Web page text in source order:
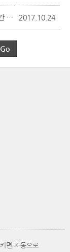
2017년 하반기 폐비닐 등 영농폐기물 집중수거기간 운영 2017.10.24
면 자동으로